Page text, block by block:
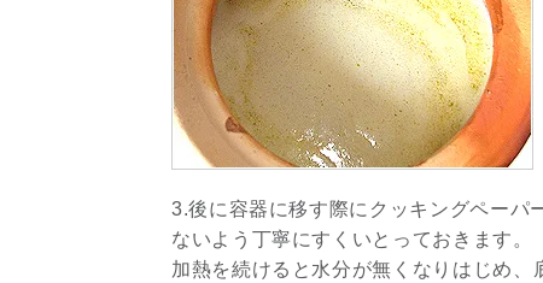
3.後に容器に移す際にクッキングペーパ
ないよう丁寧にすくいとっておきます。
加熱を続けると水分が無くなりはじめ、